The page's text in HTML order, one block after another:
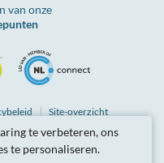
van onze
Site-overzicht
zijn inclusief btw.
te verbeteren, ons
te personaliseren.